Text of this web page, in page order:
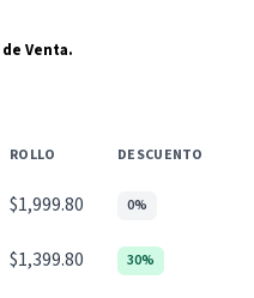
Venta.
ROLLO DESCUENTO
$1,999.80 0%
$1,399.80 30%